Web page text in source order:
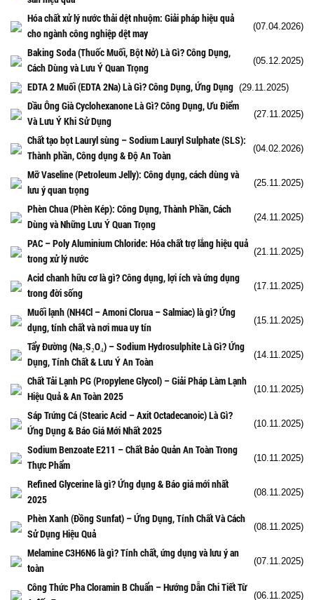
Hóa chất xử lý nước thải dệt nhuộm: Giải pháp hiệu quả
cho ngành công nghiệp dệt may
(07.04.2026)
Baking Soda (Thuốc Muối, Bột Nở) Là Gì? Công Dụng,
Cách Dùng và Lưu Ý Quan Trọng
(05.12.2025)
EDTA 2 Muối (EDTA 2Na) Là Gì? Công Dụng, Ứng Dụng (29.11.2025)
Dầu Ông Già Cyclohexanone Là Gì? Công Dụng, Ưu Điểm
Và Lưu Ý Khi Sử Dụng
(27.11.2025)
Chất tạo bọt Lauryl sùng – Sodium Lauryl Sulphate (SLS):
Thành phần, Công dụng & Độ An Toàn
(04.02.2026)
Mỡ Vaseline (Petroleum Jelly): Công dụng, cách dùng và
lưu ý quan trọng
(25.11.2025)
Phèn Chua (Phèn Kép): Công Dụng, Thành Phần, Cách
Dùng và Những Lưu Ý Quan Trọng
(24.11.2025)
PAC – Poly Aluminium Chloride: Hóa chất trợ lắng hiệu quả
trong xử lý nước
(21.11.2025)
Acid chanh hữu cơ là gì? Công dụng, lợi ích và ứng dụng
trong đời sống
(17.11.2025)
Muối lạnh (NH4Cl – Amoni Clorua – Salmiac) là gì? Ứng
dụng, tính chất và nơi mua uy tín
(15.11.2025)
Tẩy Đường (Na₂S₂O₄) – Sodium Hydrosulphite Là Gì? Ứng
Dụng, Tính Chất & Lưu Ý An Toàn
(14.11.2025)
Chất Tải Lạnh PG (Propylene Glycol) – Giải Pháp Làm Lạnh
Hiệu Quả & An Toàn 2025
(10.11.2025)
Sáp Trứng Cá (Stearic Acid – Axit Octadecanoic) Là Gì?
Ứng Dụng & Báo Giá Mới Nhất 2025
(10.11.2025)
Sodium Benzoate E211 – Chất Bảo Quản An Toàn Trong
Thực Phẩm
(10.11.2025)
Refined Glycerine là gì? Ứng dụng & Báo giá mới nhất
2025
(08.11.2025)
Phèn Xanh (Đồng Sunfat) – Ứng Dụng, Tính Chất Và Cách
Sử Dụng Hiệu Quả
(08.11.2025)
Melamine C3H6N6 là gì? Tính chất, ứng dụng và lưu ý an
toàn
(07.11.2025)
Công Thức Pha Cloramin B Chuẩn – Hướng Dẫn Chi Tiết Từ
(06.11.2025)